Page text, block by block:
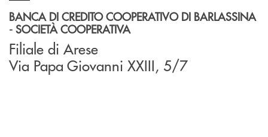
BANCA DI CREDITO COOPERATIVO DI BARLASSINA
- SOCIETÀ COOPERATIVA
Filiale di Arese
Via Papa Giovanni XXIII, 5/7